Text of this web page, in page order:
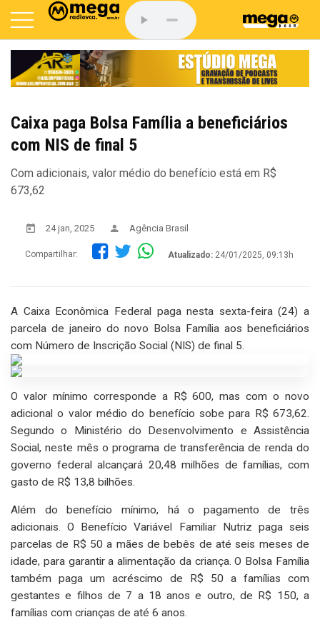
Caixa paga Bolsa Família a beneficiários
com NIS de final 5
Com adicionais, valor médio do benefício está em R$
673,62
24 jan, 2025 Agência Brasil
Compartilhar: Atualizado: 24/01/2025, 09:13h
A Caixa Econômica Federal paga nesta sexta-feira (24) a
parcela de janeiro do novo Bolsa Família aos beneficiários
com Número de Inscrição Social (NIS) de final 5.
O valor mínimo corresponde a R$ 600, mas com o novo
adicional o valor médio do benefício sobe para R$ 673,62.
Segundo o Ministério do Desenvolvimento e Assistência
Social, neste mês o programa de transferência de renda do
governo federal alcançará 20,48 milhões de famílias, com
gasto de R$ 13,8 bilhões.
Além do benefício mínimo, há o pagamento de três
adicionais. O Benefício Variável Familiar Nutriz paga seis
parcelas de R$ 50 a mães de bebês de até seis meses de
idade, para garantir a alimentação da criança. O Bolsa Família
também paga um acréscimo de R$ 50 a famílias com
gestantes e filhos de 7 a 18 anos e outro, de R$ 150, a
famílias com crianças de até 6 anos.